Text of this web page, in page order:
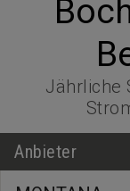
Jährliche
Anbieter